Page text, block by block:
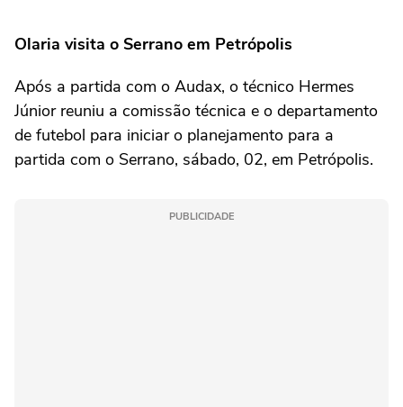
Olaria visita o Serrano em Petrópolis
Após a partida com o Audax, o técnico Hermes
Júnior reuniu a comissão técnica e o departamento
de futebol para iniciar o planejamento para a
partida com o Serrano, sábado, 02, em Petrópolis.
PUBLICIDADE